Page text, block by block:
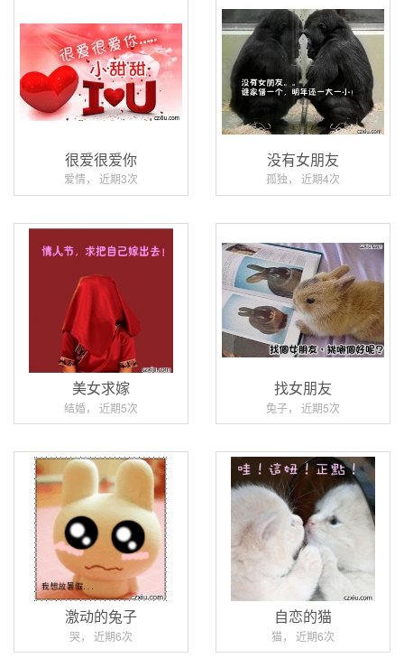
很爱很爱你
爱情， 近期3次
没有女朋友
孤独， 近期4次
美女求嫁
结婚， 近期5次
找女朋友
兔子， 近期5次
激动的兔子
哭， 近期6次
自恋的猫
猫， 近期6次